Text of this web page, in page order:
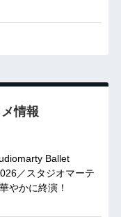
情報
Ballet
／スタジオマーテ
やかに終演！